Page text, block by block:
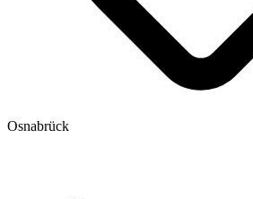
Osnabrück